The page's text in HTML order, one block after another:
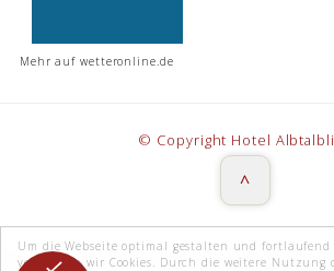
Um die Webseite optimal gestalten und fortlaufend
verwenden wir Cookies. Durch die weitere Nutzung
Mehr aufwetteronline.de
© Copyright Hotel